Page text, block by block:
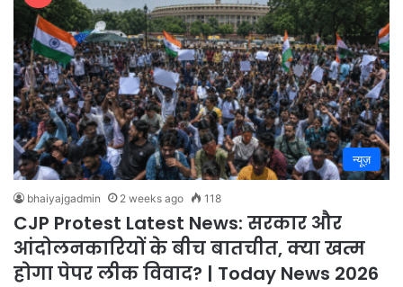
न्यूज़
bhaiyajgadmin 2 weeks ago 118
CJP Protest Latest News: सरकार और
आंदोलनकारियों के बीच बातचीत, क्या खत्म
होगा पेपर लीक विवाद? | Today News 2026